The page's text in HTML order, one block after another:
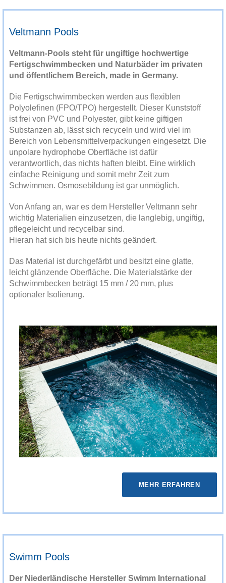
Veltmann Pools
Veltmann-Pools steht für ungiftige hochwertige
Fertigschwimmbecken und Naturbäder im privaten
und öffentlichem Bereich, made in Germany.
Die Fertigschwimmbecken werden aus flexiblen
Polyolefinen (FPO/TPO) hergestellt. Dieser Kunststoff
ist frei von PVC und Polyester, gibt keine giftigen
Substanzen ab, lässt sich recyceln und wird viel im
Bereich von Lebensmittelverpackungen eingesetzt. Die
unpolare hydrophobe Oberfläche ist dafür
verantwortlich, das nichts haften bleibt. Eine wirklich
einfache Reinigung und somit mehr Zeit zum
Schwimmen. Osmosebildung ist gar unmöglich.
Von Anfang an, war es dem Hersteller Veltmann sehr
wichtig Materialien einzusetzen, die langlebig, ungiftig,
pflegeleicht und recycelbar sind.
Hieran hat sich bis heute nichts geändert.
Das Material ist durchgefärbt und besitzt eine glatte,
leicht glänzende Oberfläche. Die Materialstärke der
Schwimmbecken beträgt 15 mm / 20 mm, plus
optionaler Isolierung.
MEHR ERFAHREN
Swimm Pools
Der Niederländische Hersteller Swimm International